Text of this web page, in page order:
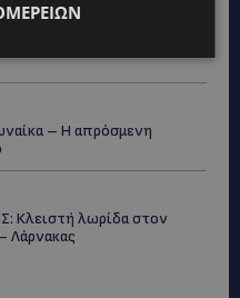
– Η απρόσμενη
Κλειστή λωρίδα στον
Λάρνακας